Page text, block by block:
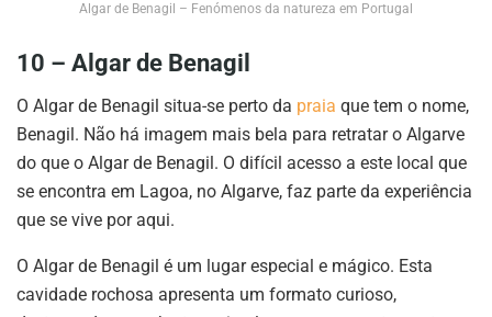
Algar de Benagil – Fenómenos da natureza em Portugal
10 – Algar de Benagil
O Algar de Benagil situa-se perto da praia que tem o nome,
Benagil. Não há imagem mais bela para retratar o Algarve
do que o Algar de Benagil. O difícil acesso a este local que
se encontra em Lagoa, no Algarve, faz parte da experiência
que se vive por aqui.
O Algar de Benagil é um lugar especial e mágico. Esta
cavidade rochosa apresenta um formato curioso,